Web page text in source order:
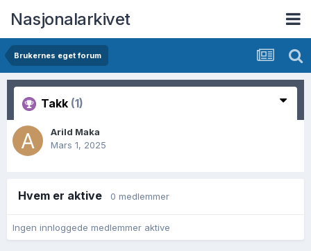
Nasjonalarkivet
Brukernes eget forum
Takk (1)
Arild Maka
Mars 1, 2025
Hvem er aktive 0 medlemmer
Ingen innloggede medlemmer aktive